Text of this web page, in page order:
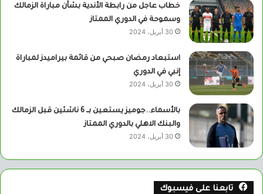
خطاب عاجل من رابطة الأندية بشأن مباراة الزمالك
وسموحة في الدوري الممتاز
30 أبريل، 2024
استبعاد رمضان صبحي من قائمة بيراميدز لمباراة
إنبي في الدوري
30 أبريل، 2024
بالأسماء..جوميز يستعين بــ 6 ناشئين قبل الزمالك
والبنك الاهلي بالدوري الممتاز
30 أبريل، 2024
تابعنا على فيسبوك